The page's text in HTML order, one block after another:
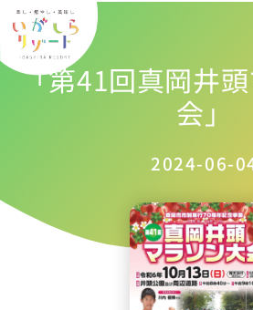
を
「第41回真岡井
会」
2024-06-